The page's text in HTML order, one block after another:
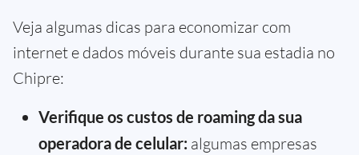
Veja algumas dicas para economizar com
internet e dados móveis durante sua estadia no
Chipre:
Verifique os custos de roaming da sua
operadora de celular: algumas empresas